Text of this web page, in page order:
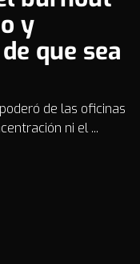
y
que sea
de las oficinas
ni el ...